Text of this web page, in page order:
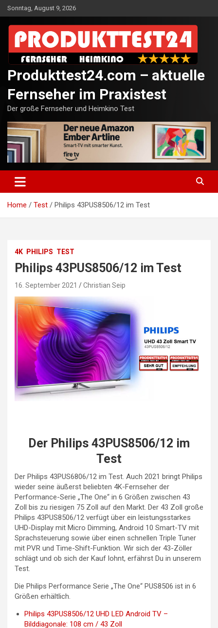
Skip
to
content
Sonntag, August 9, 2026
Produkttest24.com – aktuelle
Fernseher im Praxistest
Der große Fernseher und Heimkino Test
Home Test Philips 43PUS8506/12 im Test
4K PHILIPS TEST
Philips 43PUS8506/12 im Test
16. September 2021 Christian Seip
Der Philips 43PUS8506/12 im
Test
Der Philips 43PUS6806/12 im Test. Auch 2021 bringt Philips
wieder seine äußerst beliebten 4K-Fernseher der
Performance-Serie „The One“ in 6 Größen zwischen 43
Zoll bis zu riesigen 75 Zoll auf den Markt. Der 43 Zoll große
Philips 43PUS8506/12 verfügt über ein leistungsstarkes
UHD-Display mit Micro Dimming, Android 10 Smart-TV mit
Sprachsteuerung sowie über einen schnellen Triple Tuner
mit PVR und Time-Shift-Funktion. Wir sich der 43-Zöller
schlägt und ob sich der Kauf lohnt, erfährst Du in unserem
Test.
Die Philips Performance Serie „The One“ PUS8506 ist in 6
Größen erhältlich.
Philips 43PUS8506/12 UHD LED Android TV –
Bilddiagonale: 108 cm / 43 Zoll